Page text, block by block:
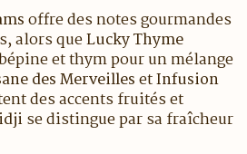
offre des notes gourmandes
alors queLucky Thyme
et thym pour un mélange
des MerveillesetInfusion
des accents fruités et
se distingue par sa fraîcheur